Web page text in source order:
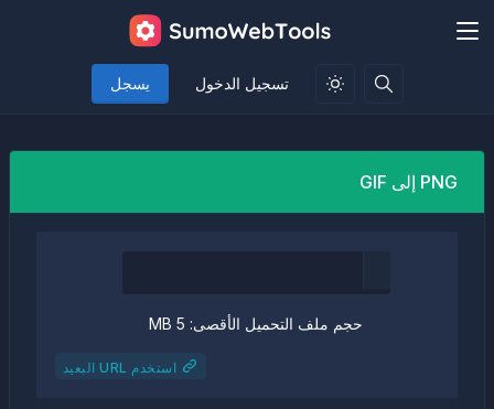
تسجيل الدخول يسجل
PNG إلى GIF
حجم ملف التحميل الأقصى: 5 MB
استخدم URL البعيد